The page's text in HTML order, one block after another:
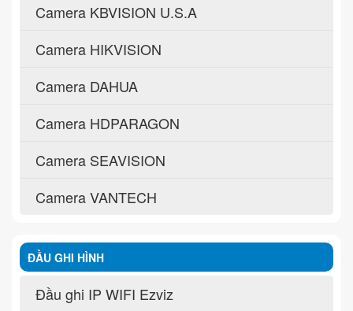
Camera KBVISION U.S.A
Camera HIKVISION
Camera DAHUA
Camera HDPARAGON
Camera SEAVISION
Camera VANTECH
ĐẦU GHI HÌNH
Đầu ghi IP WIFI Ezviz